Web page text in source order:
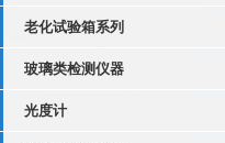
老化试验箱系列
玻璃类检测仪器
光度计